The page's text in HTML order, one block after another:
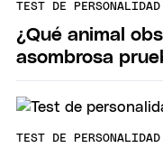
TEST DE PERSONALIDAD
¿Qué animal
asombrosa
TEST DE PERSONALIDAD